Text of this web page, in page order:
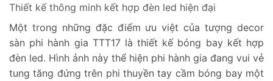
Thiết kế thông minh kết hợp đèn led hiện đại
Một trong những đặc điểm ưu việt của tượng decor
sàn phi hành gia TTT17 là thiết kế bóng bay kết hợp
đèn led. Hình ảnh này thể hiện phi hành gia đang vui vẻ
tung tăng đứng trên phi thuyền tay cầm bóng bay một